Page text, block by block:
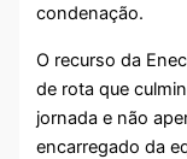
condenação.
O recurso da
de rota que
jornada e não
encarregado da